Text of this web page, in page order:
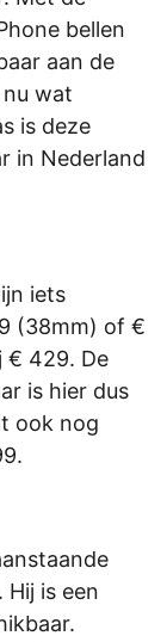
bellen
aan de
wat
is deze
in Nederland
iets
(38mm) of €
€ 429. De
is hier dus
ook nog
is een